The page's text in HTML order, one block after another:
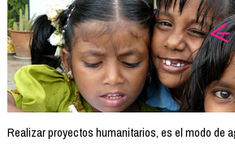
Realizar proyectos humanitarios, es el modo de